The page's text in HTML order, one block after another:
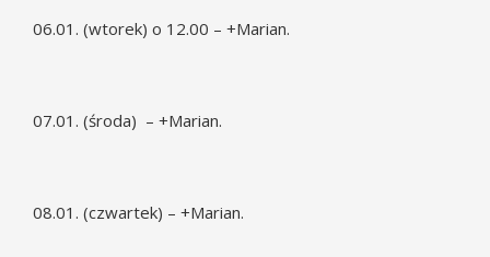
06.01. (wtorek) o 12.00 – +Marian.
07.01. (środa) – +Marian.
08.01. (czwartek) – +Marian.